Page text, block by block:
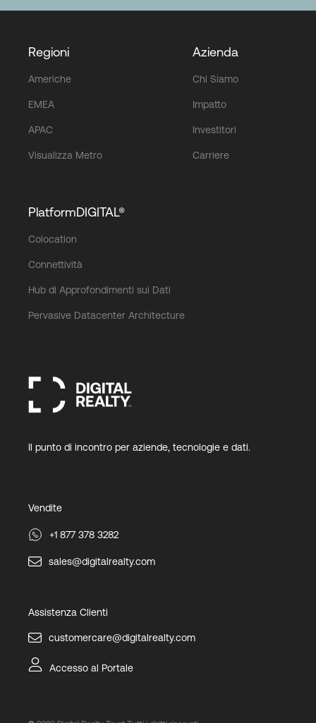
Regioni
Americhe
EMEA
APAC
Visualizza Metro
Azienda
Chi Siamo
Impatto
Investitori
Carriere
PlatformDIGITAL®
Colocation
Connettività
Hub di Approfondimenti sui Dati
Pervasive Datacenter Architecture
Il punto di incontro per aziende, tecnologie e dati.
Vendite
+1 877 378 3282
sales@digitalrealty.com
Assistenza Clienti
customercare@digitalrealty.com
Accesso al Portale